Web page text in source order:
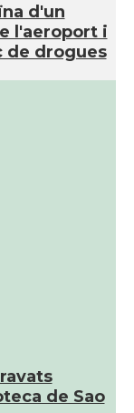
d'un
l'aeroport i
de drogues
de Sao